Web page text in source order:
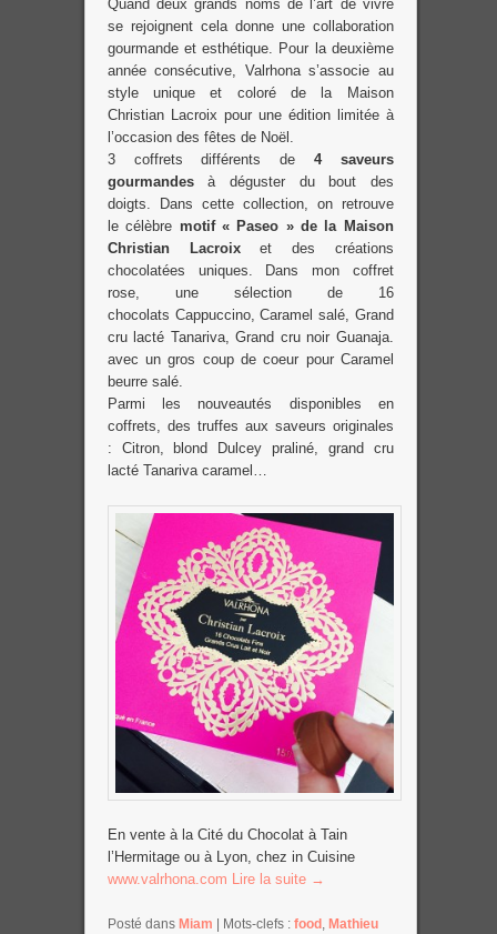
Quand deux grands noms de l’art de vivre
se rejoignent cela donne une collaboration
gourmande et esthétique. Pour la deuxième
année consécutive, Valrhona s’associe au
style unique et coloré de la Maison
Christian Lacroix pour une édition limitée à
l’occasion des fêtes de Noël.
3 coffrets différents de 4 saveurs
gourmandesà déguster du bout des
doigts. Dans cette collection, on retrouve
le célèbre motif « Paseo » de la Maison
Christian Lacroixet des créations
chocolatées uniques. Dans mon coffret
rose, une sélection de 16
chocolats Cappuccino, Caramel salé, Grand
cru lacté Tanariva, Grand cru noir Guanaja.
avec un gros coup de coeur pour Caramel
beurre salé.
Parmi les nouveautés disponibles en
coffrets, des truffes aux saveurs originales
: Citron, blond Dulcey praliné, grand cru
lacté Tanariva caramel…
En vente à la Cité du Chocolat à Tain
l’Hermitage ou à Lyon, chez in Cuisine
www.valrhona.com
Lire la suite →
Posté dans Miam Mots-clefs : food , Mathieu